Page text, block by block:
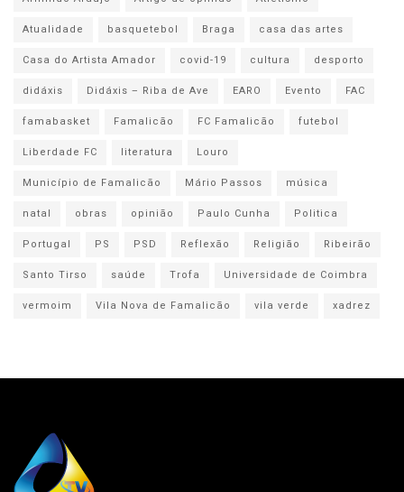
Atualidade
basquetebol Braga
casa das artes
Casa do Artista Amador
covid-19 cultura
desporto
didáxis
Didáxis – Riba de Ave EARO Evento
FAC
famabasket
Famalicão FC Famalicão
futebol
Liberdade FC
literatura
Louro
Município de Famalicão
Mário Passos
música
natal
obras opinião Paulo Cunha
Politica
Portugal
PS PSD Reflexão Religião
Ribeirão
Santo Tirso
saúde Trofa
Universidade de Coimbra
vermoim
Vila Nova de Famalicão vila verde xadrez